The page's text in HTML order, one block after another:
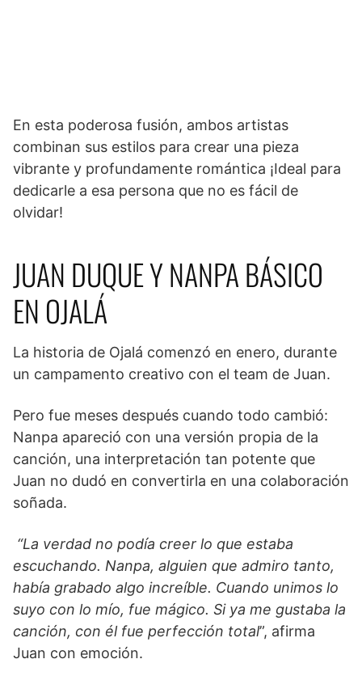
En esta poderosa fusión, ambos artistas
combinan sus estilos para crear una pieza
vibrante y profundamente romántica ¡Ideal para
dedicarle a esa persona que no es fácil de
olvidar!
JUAN DUQUE Y NANPA BÁSICO
EN OJALÁ
La historia de Ojalá comenzó en enero, durante
un campamento creativo con el team de Juan.
Pero fue meses después cuando todo cambió:
Nanpa apareció con una versión propia de la
canción, una interpretación tan potente que
Juan no dudó en convertirla en una colaboración
soñada.
“La verdad no podía creer lo que estaba
escuchando. Nanpa, alguien que admiro tanto,
había grabado algo increíble. Cuando unimos lo
suyo con lo mío, fue mágico. Si ya me gustaba la
canción, con él fue perfección total”, afirma
Juan con emoción.